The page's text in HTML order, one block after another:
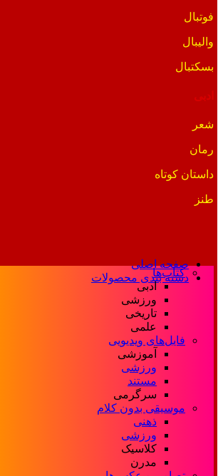
فوتبال
والیبال
بسکتبال
ادبی
شعر
رمان
داستان کوتاه
طنز
صفحه اصلی
دسته بندی محصولات
کتاب‌ها
ادبی
ورزشی
تاریخی
علمی
فایل‌های ویدیویی
آموزشی
ورزشی
مستند
سرگرمی
موسیقی بدون کلام
ذهنی
ورزشی
کلاسیک
مدرن